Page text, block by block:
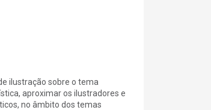
ilustração sobre o tema
aproximar os ilustradores e
no âmbito dos temas